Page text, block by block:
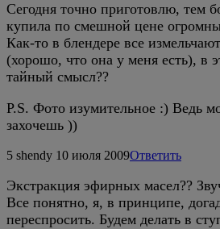
Сегодня точно приготовлю, тем
купила по смешной цене
Как-то в блендере все
(хорошо, что она у меня есть), в
тайный смысл??
P.S. Фото изумительное :) Ведь
захочешь ))
5 shendy 10 июля 2009Ответить
Экстракция эфирных масел??
Все понятно, я, в принципе,
переспросить. Будем делать в